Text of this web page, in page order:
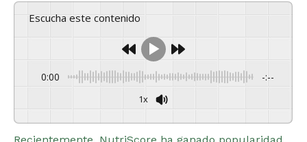
Escucha este contenido
0:00 -:--
1x
Powered By GSpeech
Recientemente, NutriScore ha ganado popularidad